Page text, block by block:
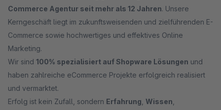
Commerce Agentur seit mehr als 12 Jahren. Unsere
Kerngeschäft liegt im zukunftsweisenden und zielführenden E-
Commerce sowie hochwertiges und effektives Online
Marketing.
Wir sind 100% spezialisiert auf Shopware Lösungen und
haben zahlreiche eCommerce Projekte erfolgreich realisiert
und vermarktet.
Erfolg ist kein Zufall, sondern Erfahrung Wissen